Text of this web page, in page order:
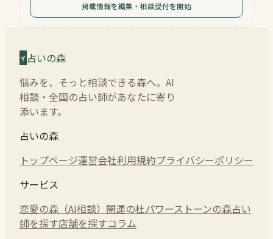
掲載情報を編集・相談受付を開始
占いの森
悩みを、そっと相談できる森へ。AI
相談・全国の占い師があなたに寄り
添います。
占いの森
トップページ運営会社利用規約プライバシーポリシー
サービス
恋愛の森（AI相談） 開運の杜パワーストーンの森占い
師を探す店舗を探すコラム